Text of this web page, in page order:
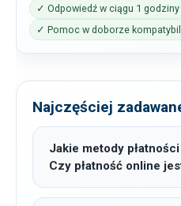
✓ Odpowiedź w ciągu 1 godziny
✓ Pomoc w doborze
Najczęściej
Jakie metody
Czy płatność online